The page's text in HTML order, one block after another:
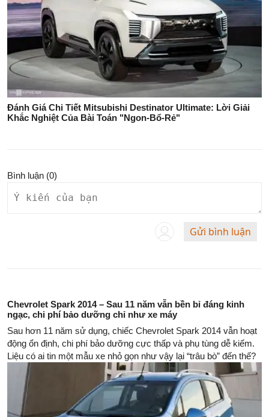
Đánh Giá Chi Tiết Mitsubishi Destinator Ultimate: Lời Giải
Khắc Nghiệt Của Bài Toán "Ngon-Bổ-Rẻ"
Bình luận (0)
Gửi bình luận
Chevrolet Spark 2014 – Sau 11 năm vẫn bền bỉ đáng kinh
ngạc, chi phí bảo dưỡng chỉ như xe máy
Sau hơn 11 năm sử dụng, chiếc Chevrolet Spark 2014 vẫn hoạt
động ổn định, chi phí bảo dưỡng cực thấp và phụ tùng dễ kiếm.
Liệu có ai tin một mẫu xe nhỏ gọn như vậy lại “trâu bò” đến thế?